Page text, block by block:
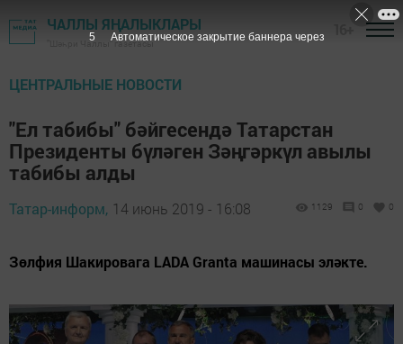
ЧАЛЛЫ ЯҢАЛЫКЛАРЫ
"Шәһри Чаллы" газетасы
ЦЕНТРАЛЬНЫЕ НОВОСТИ
"Ел табибы" бәйгесендә Татарстан
Президенты бүләген Зәңгәркүл авылы
табибы алды
Татар-информ, 14 июнь 2019 - 16:08 1129 0 0
Зөлфия Шакировага LADA Granta машинасы эләкте.
5 Автоматическое закрытие баннера через